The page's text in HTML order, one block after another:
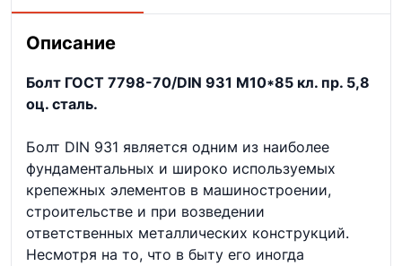
Описание
Болт ГОСТ 7798-70/DIN 931 М10*85 кл. пр. 5,8
оц. сталь.
Болт DIN 931 является одним из наиболее
фундаментальных и широко используемых
крепежных элементов в машиностроении,
строительстве и при возведении
ответственных металлических конструкций.
Несмотря на то, что в быту его иногда